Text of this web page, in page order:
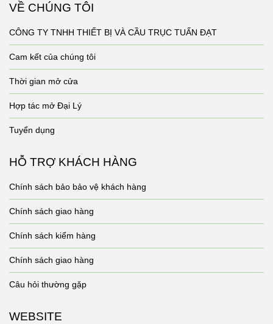
VỀ CHÚNG TÔI
CÔNG TY TNHH THIẾT BỊ VÀ CẦU TRỤC TUẤN ĐẠT
Cam kết của chúng tôi
Thời gian mở cửa
Hợp tác mở Đại Lý
Tuyển dụng
HỖ TRỢ KHÁCH HÀNG
Chính sách bảo bảo vệ khách hàng
Chính sách giao hàng
Chính sách kiểm hàng
Chính sách giao hàng
Câu hỏi thường gặp
WEBSITE